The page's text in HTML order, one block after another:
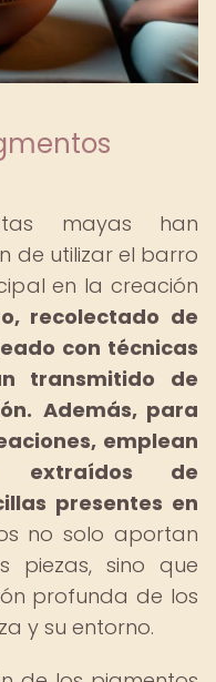
mayas han
de utilizar el barro
en la creación
recolectado de
con técnicas
transmitido de
Además, para
emplean
extraídos de
presentes en
no solo aportan
piezas, sino que
profunda de los
y su entorno.